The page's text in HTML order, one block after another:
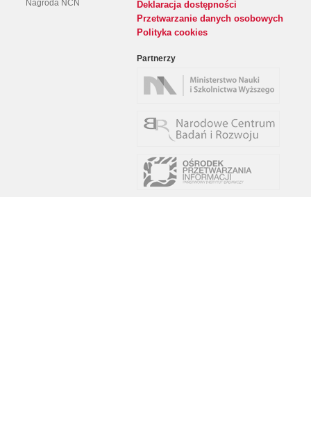
Nagroda NCN
Deklaracja dostępności
Przetwarzanie danych osobowych
Polityka cookies
Partnerzy